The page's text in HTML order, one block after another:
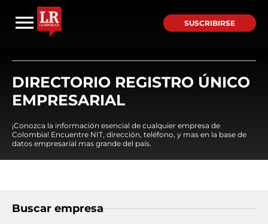
SUSCRIBIRSE
DIRECTORIO REGISTRO ÚNICO
EMPRESARIAL
¡Conozca la información esencial de cualquier empresa de
Colombia! Encuentre NIT, dirección, teléfono, y mas en la base de
datos empresarial mas grande del país.
Buscar empresa